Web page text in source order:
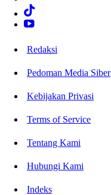
Redaksi
Pedoman Media Siber
Kebijakan Privasi
Terms of Service
Tentang Kami
Hubungi Kami
Indeks